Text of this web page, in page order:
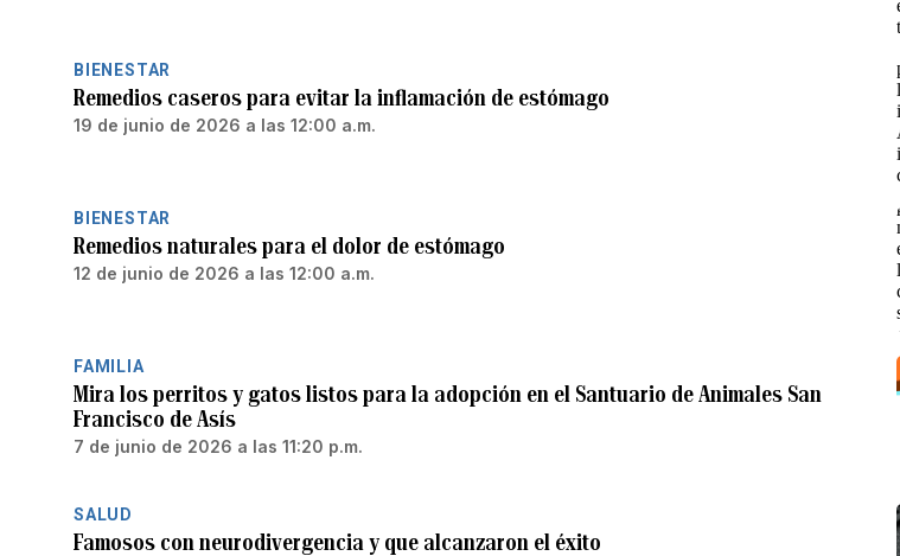
BIENESTAR
Remedios caseros para evitar la inflamación de estómago
19 de junio de 2026 a las 12:00 a.m.
BIENESTAR
Remedios naturales para el dolor de estómago
12 de junio de 2026 a las 12:00 a.m.
FAMILIA
Mira los perritos y gatos listos para la adopción en el Santuario de Animales San
Francisco de Asís
7 de junio de 2026 a las 11:20 p.m.
SALUD
Famosos con neurodivergencia y que alcanzaron el éxito